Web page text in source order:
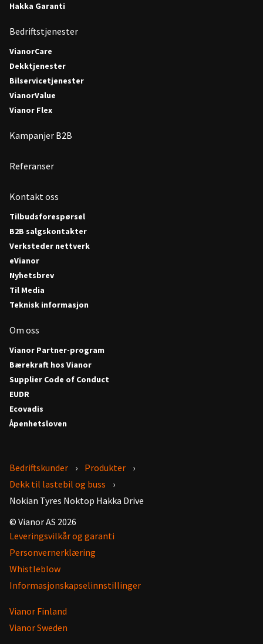
Hakka Garanti
Bedriftstjenester
VianorCare
Dekktjenester
Bilservicetjenester
VianorValue
Vianor Flex
Kampanjer B2B
Referanser
Kontakt oss
Tilbudsforespørsel
B2B salgskontakter
Verksteder nettverk
eVianor
Nyhetsbrev
Til Media
Teknisk informasjon
Om oss
Vianor Partner-program
Bærekraft hos Vianor
Supplier Code of Conduct
EUDR
Ecovadis
Åpenhetsloven
Bedriftskunder
Produkter
Dekk til lastebil og buss
Nokian Tyres Noktop Hakka Drive
© Vianor AS 2026
Leveringsvilkår og garanti
Personvernerklæring
Whistleblow
Informasjonskapselinnstillinger
Vianor Finland
Vianor Sweden